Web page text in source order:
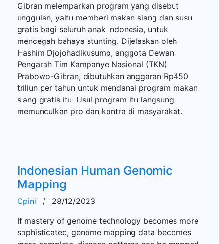
Gibran melemparkan program yang disebut
unggulan, yaitu memberi makan siang dan susu
gratis bagi seluruh anak Indonesia, untuk
mencegah bahaya stunting. Dijelaskan oleh
Hashim Djojohadikusumo, anggota Dewan
Pengarah Tim Kampanye Nasional (TKN)
Prabowo-Gibran, dibutuhkan anggaran Rp450
triliun per tahun untuk mendanai program makan
siang gratis itu. Usul program itu langsung
memunculkan pro dan kontra di masyarakat.
Indonesian Human Genomic
Mapping
Opini /
28/12/2023
If mastery of genome technology becomes more
sophisticated, genome mapping data becomes